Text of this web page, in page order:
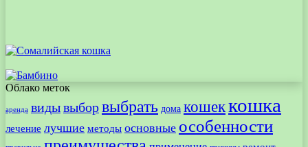
Облако меток
аренда видывыборвыбрать дома кошеккошка
лечение лучшие методы основные особенности